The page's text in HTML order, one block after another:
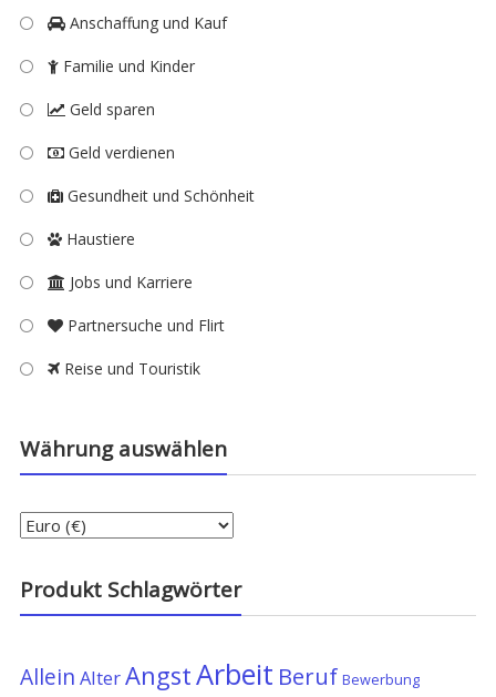
Anschaffung und Kauf
Familie und Kinder
Geld sparen
Geld verdienen
Gesundheit und Schönheit
Haustiere
Jobs und Karriere
Partnersuche und Flirt
Reise und Touristik
Währung auswählen
Produkt Schlagwörter
Allein AlterAngstArbeit Beruf Bewerbung